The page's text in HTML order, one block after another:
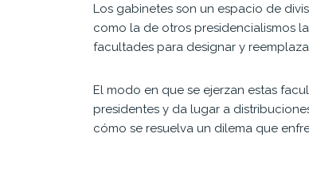
Los gabinetes son un espacio de
como la de otros presidencialismos
facultades para designar y
El modo en que se ejerzan estas
presidentes y da lugar a
cómo se resuelva un dilema que